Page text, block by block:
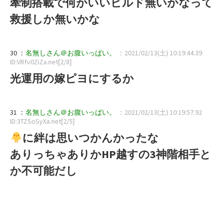
救援しか無いかな
30 ： 名無しさん＠お腹いっぱい。
：2021/02/13(土) 10:19:44.39
ID:VRfv0ZiZa.net[2/8]
光運用の嫁ピヨにするか
31 ： 名無しさん＠お腹いっぱい。
：2021/02/13(土) 10:19:57.92
ID:3TZSoSyXa.net[2/5]
に絆は思いつかんかったな
ありっちゃありかHP越すの3神階相手と
か不可能だし